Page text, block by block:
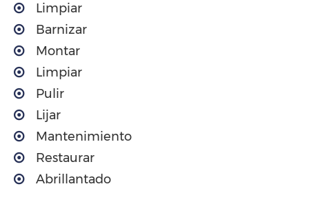
Limpiar
Barnizar
Montar
Limpiar
Pulir
Lijar
Mantenimiento
Restaurar
Abrillantado